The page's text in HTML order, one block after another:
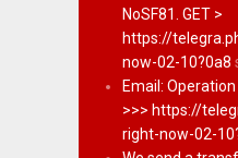
NoSF81. GET >
https://
now-02-10?0a8
Email:
>>> https://
right-now-02-